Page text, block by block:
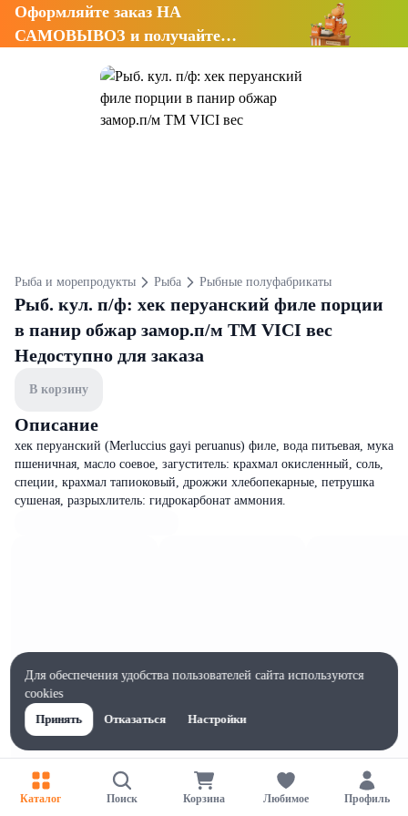
Оформляйте заказ НА
САМОВЫВОЗ и получайте
Рыба и морепродукты Рыба Рыбные полуфабрикаты
Рыб. кул. п/ф: хек перуанский филе порции
в панир обжар замор.п/м ТМ VICI вес
Недоступно для заказа
В корзину
Описание
хек перуанский (Merluccius gayi peruanus) филе, вода питьевая, мука
пшеничная, масло соевое, загуститель: крахмал окисленный, соль,
специи, крахмал тапиоковый, дрожжи хлебопекарные, петрушка
сушеная, разрыхлитель: гидрокарбонат аммония.
Каталог Поиск Корзина Любимое Профиль
Для обеспечения удобства пользователей сайта используются
cookies
Принять
Отказаться Настройки